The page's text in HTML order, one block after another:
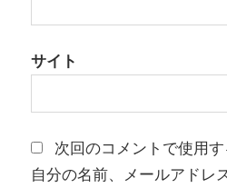
サイト
次回のコメントで使用
自分の名前、メールアドレ